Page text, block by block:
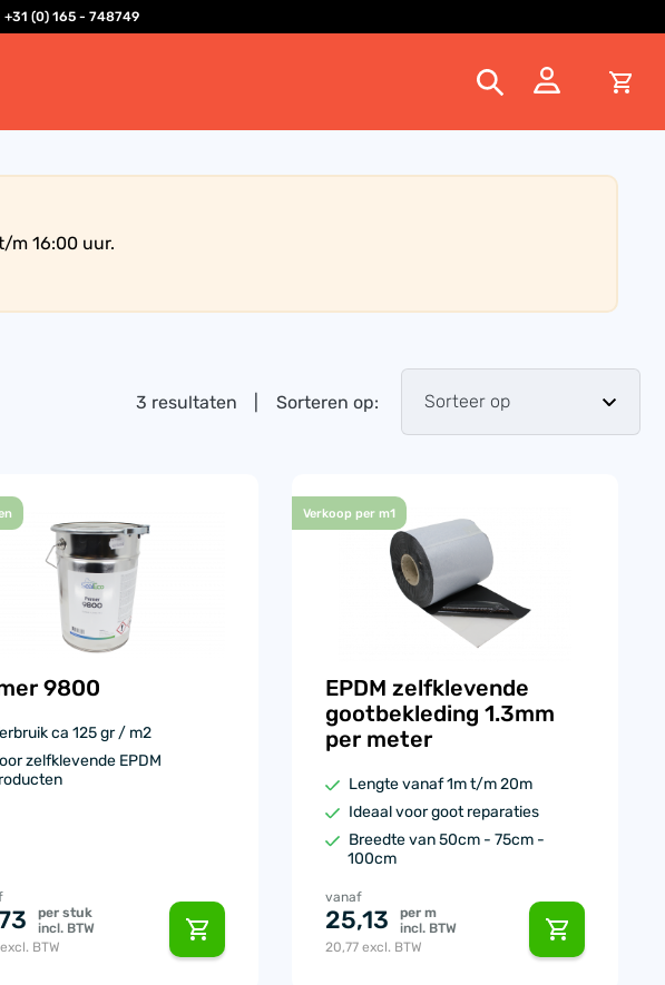
+31 (0) 165 - 748749
m 16:00 uur.
3 resultaten Sorteren op:
9800
ca 125 gr / m2
zelfklevende EPDM
per stuk
incl. BTW
excl. BTW
Verkoop per m1
EPDM zelfklevende
gootbekleding 1.3mm
per meter
Lengte vanaf 1m t/m 20m
Ideaal voor goot reparaties
Breedte van 50cm - 75cm -
100cm
vanaf
25,13
per m
incl. BTW
20,77 excl. BTW